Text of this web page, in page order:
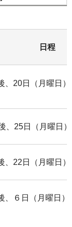
日程
、20日（月曜日
、25日（月曜日
、22日（月曜日
、６日（月曜日